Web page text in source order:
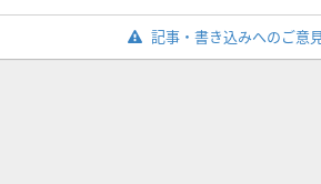
記事・書き込みへのご意